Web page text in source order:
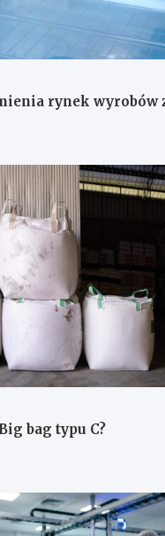
rynek wyrobów
bag typu C?